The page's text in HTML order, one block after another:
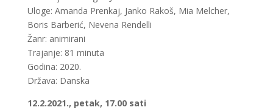
Uloge: Amanda Prenkaj, Janko Rakoš, Mia Melcher,
Boris Barberić, Nevena Rendelli
Žanr: animirani
Trajanje: 81 minuta
Godina: 2020.
Država: Danska
12.2.2021., petak, 17.00 sati